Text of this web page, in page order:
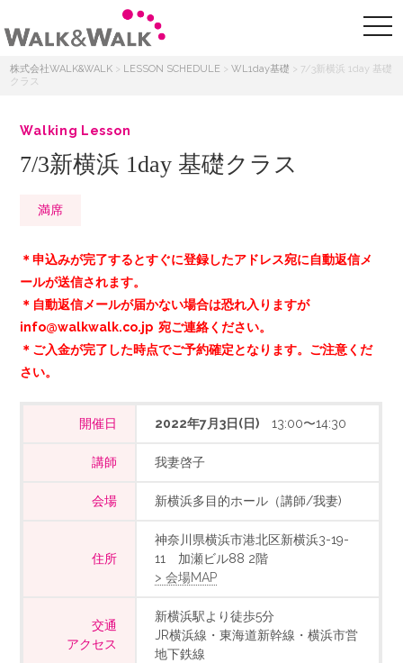
株式会社WALK&WALK > LESSON SCHEDULE >WL1day基礎 > 7/3新横浜 1day 基礎
クラス
Walking Lesson
7/3新横浜 1day 基礎クラス
満席
＊申込みが完了するとすぐに登録したアドレス宛に自動返信メ
ールが送信されます。
＊自動返信メールが届かない場合は恐れ入りますが
info@walkwalk.co.jp 宛ご連絡ください。
＊ご入金が完了した時点でご予約確定となります。ご注意くだ
さい。
開催日 2022年7月3日(日) 13:00〜14:30
講師 我妻啓子
会場 新横浜多目的ホール（講師/我妻)
住所
神奈川県横浜市港北区新横浜3-19-
11 加瀬ビル88 2階
> 会場MAP
交通
アクセス
新横浜駅より徒歩5分
JR横浜線・東海道新幹線・横浜市営
地下鉄線